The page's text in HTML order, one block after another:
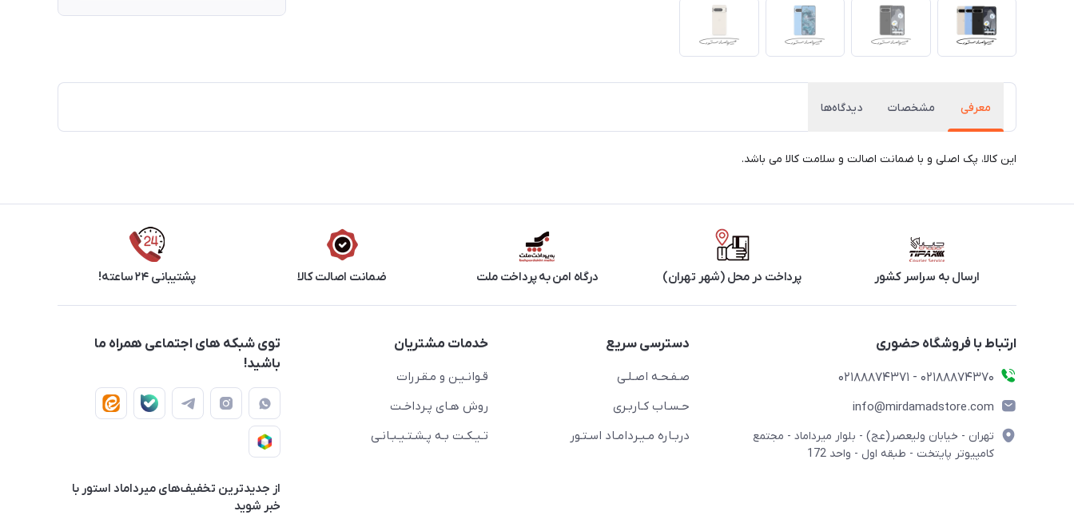
معرفی مشخصات دیدگاه‌ها
این کالا، پک اصلی و با ضمانت اصالت و سلامت کالا می باشد.
ارسال به سراسر کشور پرداخت در محل (شهر تهران) درگاه امن به پرداخت ملت ضمانت اصالت کالا پشتیبانی ۲۴ ساعته!
ارتباط با فروشگاه حضوری
02188874370 - 02188874371
info@mirdamadstore.com
تهران - خیابان ولیعصر(عج) - بلوار میرداماد - مجتمع
کامپیوتر پایتخت - طبقه اول - واحد 172
دسترسی سریع
صـفـحـه اصـلـی
حـسـاب کـاربـری
دربـاره مـیـردامـاد اسـتـور
خدمات مشتریان
قـوانـیـن و مـقـررات
روش هـای پـرداخـت
تـیـکـت بـه پـشـتـیـبـانـی
توی شبکه های اجتماعی همراه ما
باشید!
از جدید‌ترین تخفیف‌های میرداماد استور با‌
خبر شوید